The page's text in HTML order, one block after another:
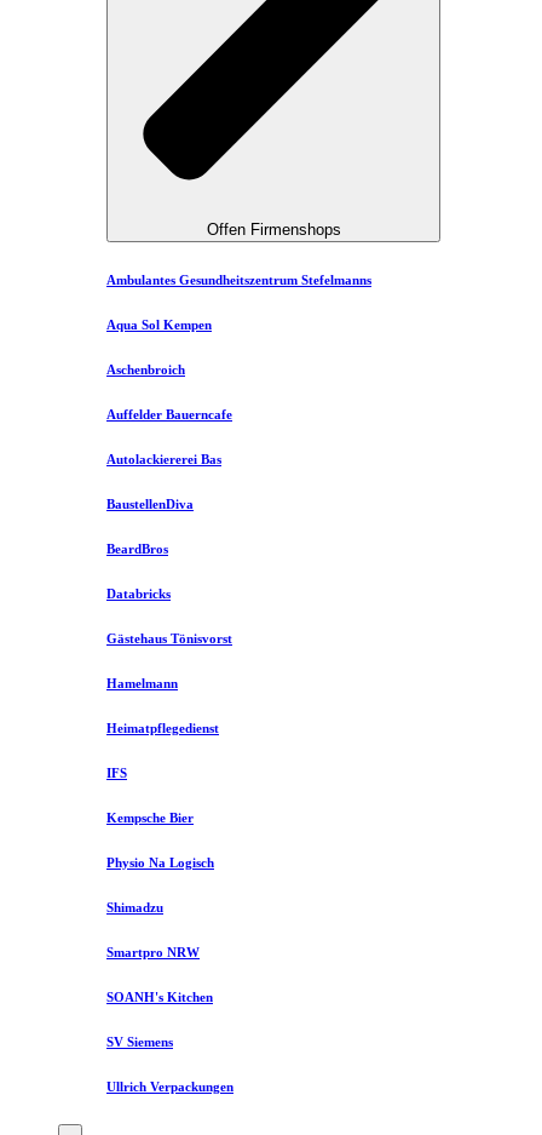
Offen Firmenshops
Ambulantes Gesundheitszentrum Stefelmanns
Aqua Sol Kempen
Aschenbroich
Auffelder Bauerncafe
Autolackiererei Bas
BaustellenDiva
BeardBros
Databricks
Gästehaus Tönisvorst
Hamelmann
Heimatpflegedienst
IFS
Kempsche Bier
Physio Na Logisch
Shimadzu
Smartpro NRW
SOANH's Kitchen
SV Siemens
Ullrich Verpackungen